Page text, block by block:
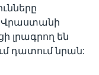
Վրաստանի
լրագրող են
դատում նրան: